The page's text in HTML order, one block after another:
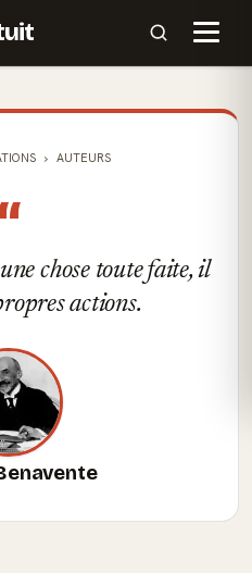
AUTEURS
chose toute faite, il
actions.